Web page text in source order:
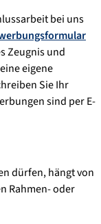
bei uns
Zeugnis und
eigene
Sie Ihr
sind per E-
dürfen, hängt von
Rahmen- oder